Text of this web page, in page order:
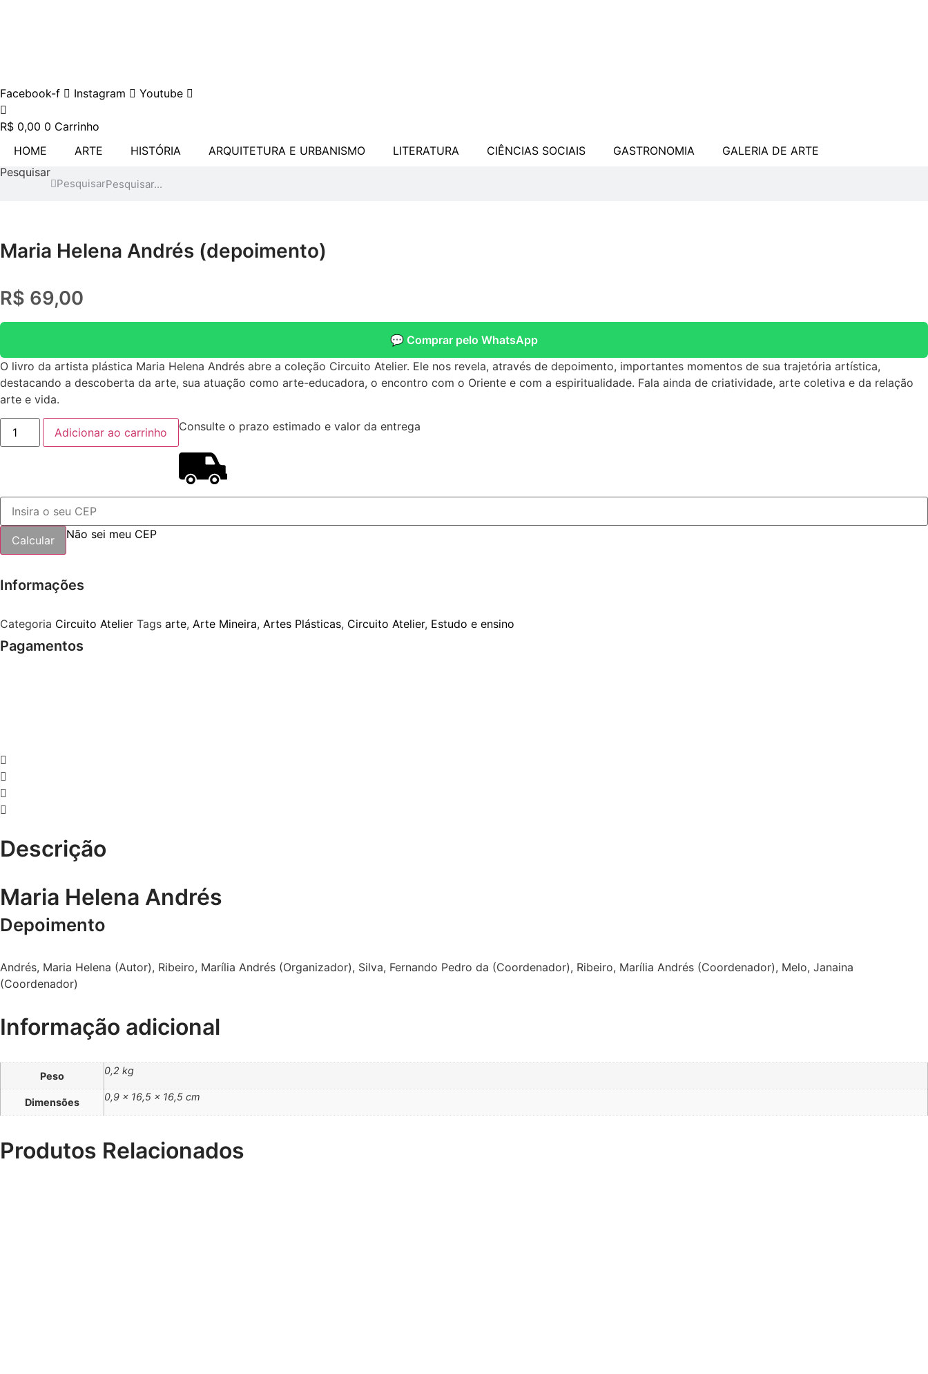
Facebook-f Instagram Youtube
R$ 0,00 0 Carrinho
HOME
ARTE HISTÓRIA ARQUITETURA E URBANISMO LITERATURA CIÊNCIAS SOCIAIS GASTRONOMIA
GALERIA DE ARTE
Pesquisar
Pesquisar
Maria Helena Andrés (depoimento)
R$ 69,00
💬 Comprar pelo WhatsApp
O livro da artista plástica Maria Helena Andrés abre a coleção Circuito Atelier. Ele nos revela, através de depoimento, importantes momentos de sua trajetória artística,
destacando a descoberta da arte, sua atuação como arte-educadora, o encontro com o Oriente e com a espiritualidade. Fala ainda de criatividade, arte coletiva e da relação
arte e vida.
Maria
Helena
Andrés
Adicionar ao carrinho Consulte o prazo estimado e valor da entrega
Não sei meu CEP
Informações
Categoria Circuito Atelier Tags arte, Arte Mineira, Artes Plásticas, Circuito Atelier, Estudo e ensino
Pagamentos
Descrição
Maria Helena Andrés
Depoimento
Andrés, Maria Helena (Autor), Ribeiro, Marília Andrés (Organizador), Silva, Fernando Pedro da (Coordenador), Ribeiro, Marília Andrés (Coordenador), Melo, Janaina
(Coordenador)
Informação adicional
Peso 0,2 kg
Dimensões 0,9 × 16,5 × 16,5 cm
Produtos Relacionados